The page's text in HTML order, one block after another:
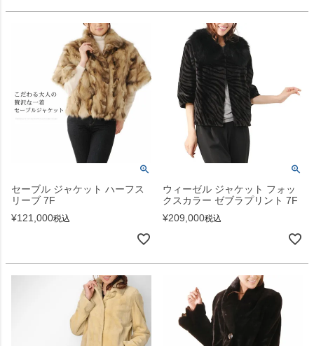
セーブル ジャケット ハーフス
リーブ 7F
¥121,000税込
ウィーゼル ジャケット フォッ
クスカラー ゼブラプリント 7F
¥209,000税込